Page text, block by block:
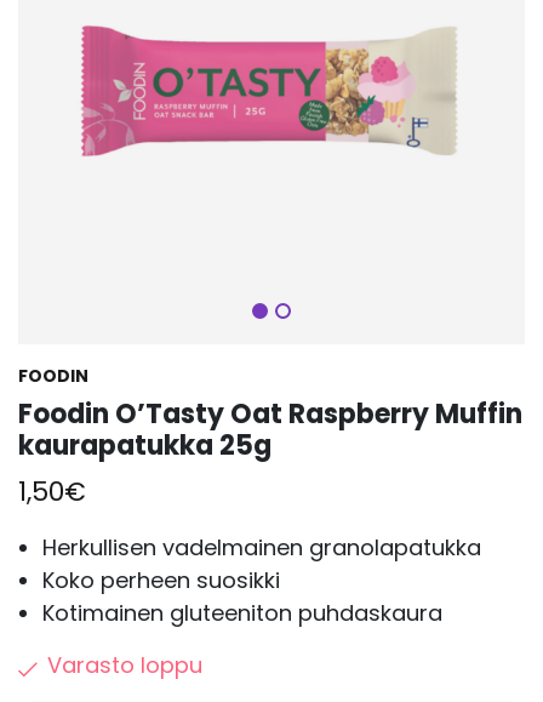
Seuraava
FOODIN
Foodin O’Tasty Oat Raspberry Muffin
kaurapatukka 25g
1,50€
Herkullisen vadelmainen granolapatukka
Koko perheen suosikki
Kotimainen gluteeniton puhdaskaura
Varasto loppu